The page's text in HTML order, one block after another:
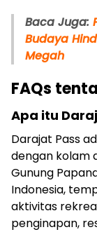
Baca Juga:
Budaya
Megah
FAQs
Apa itu
Darajat Pass
dengan kolam
Gunung
Indonesia,
aktivitas
penginapan,